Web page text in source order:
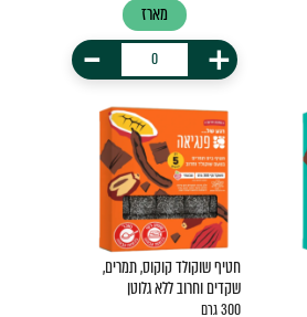
מארז
+
-
חטיף שוקולד קוקוס, תמרים,
שקדים וחרוב ללא גלוטן
300 גרם